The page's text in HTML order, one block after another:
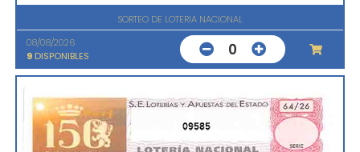
SORTEO DE LOTERIA NACIONAL
08/08/2026
9 DISPONIBLES 0
09585